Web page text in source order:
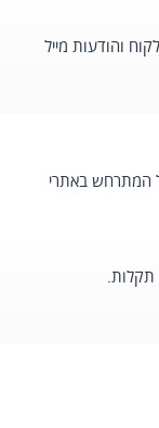
והודעות מייל
המתרחש באתרי
תקלות.